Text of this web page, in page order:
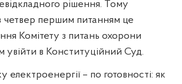
рішення. Тому
четвер першим питанням це
Комітету з питань охорони
увійти в Конституційний Суд.
електроенергії – по готовності: як